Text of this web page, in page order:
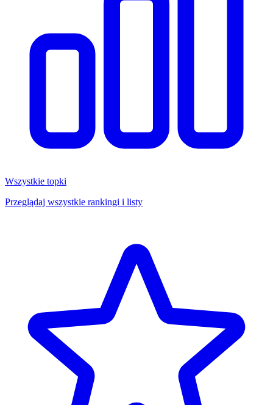
Wszystkie topki
Przeglądaj wszystkie rankingi i listy